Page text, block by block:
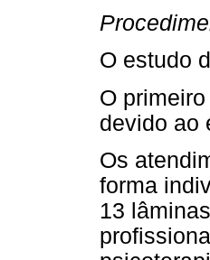
O estudo
O
devido ao
Os
forma
13